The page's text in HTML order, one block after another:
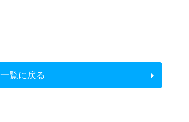
一覧に戻る